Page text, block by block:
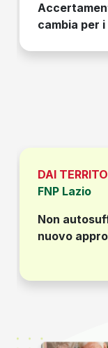
cambia per
DAI
FNP Lazio
Non
nuovo